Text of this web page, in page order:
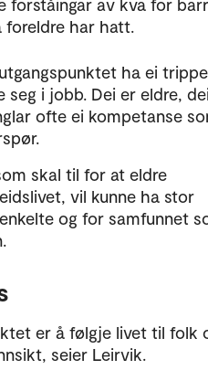
foreldre har hatt.
ha ei
i jobb. Dei er eldre,
ofte ei kompetanse
skal til for at eldre
vil kunne ha stor
og for samfunnet
er å følgje livet til folk
seier Leirvik.